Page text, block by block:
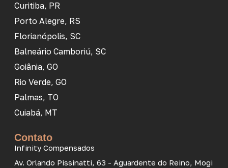
Curitiba, PR
Porto Alegre, RS
Florianópolis, SC
Balneário Camboriú, SC
Goiânia, GO
Rio Verde, GO
Palmas, TO
Cuiabá, MT
Contato
Infinity Compensados
Av. Orlando Pissinatti, 63 - Aguardente do Reino, Mogi